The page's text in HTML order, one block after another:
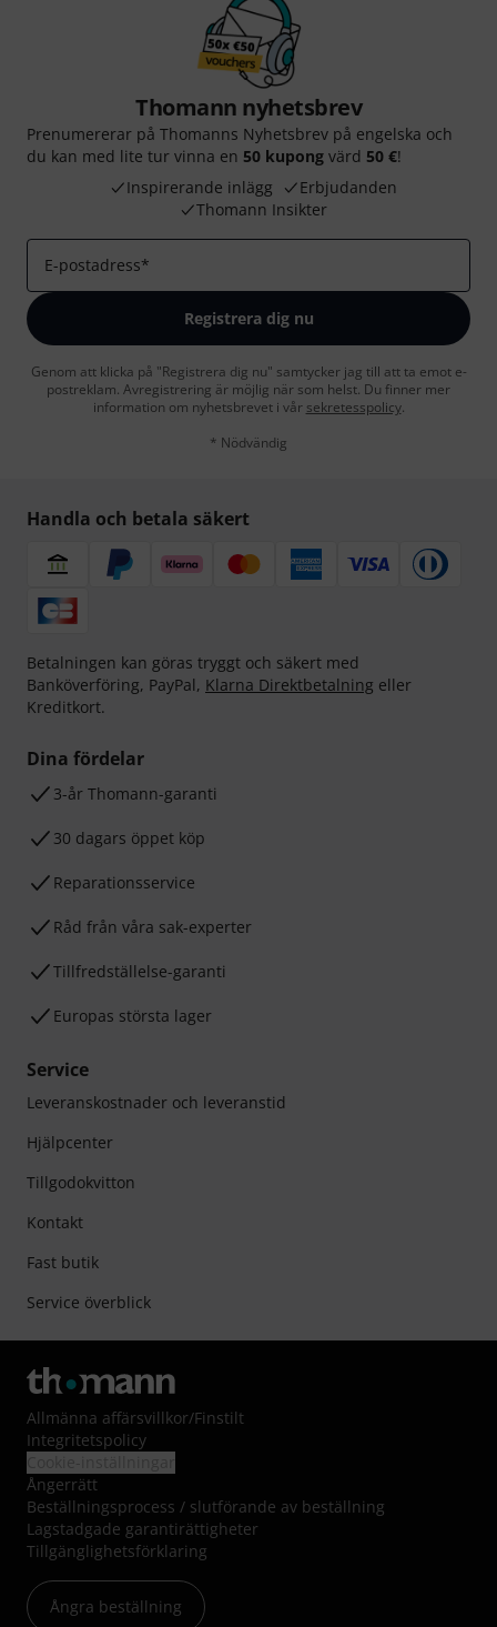
Thomann nyhetsbrev
Prenumererar på Thomanns Nyhetsbrev på engelska och
du kan med lite tur vinna en 50 kupong värd 50 €!
Inspirerande inlägg
Erbjudanden
Thomann Insikter
E-postadress*
Registrera dig nu
Genom att klicka på "Registrera dig nu" samtycker jag till att ta emot e-
postreklam. Avregistrering är möjlig när som helst. Du finner mer
information om nyhetsbrevet i vår sekretesspolicy.
* Nödvändig
Handla och betala säkert
Betalningen kan göras tryggt och säkert med
Banköverföring, PayPal, Klarna Direktbetalning eller
Kreditkort.
Dina fördelar
3-år Thomann-garanti
30 dagars öppet köp
Reparationsservice
Råd från våra sak-experter
Tillfredställelse-garanti
Europas största lager
Service
Leveranskostnader och leveranstid
Hjälpcenter
Tillgodokvitton
Kontakt
Fast butik
Service överblick
Allmänna affärsvillkor/Finstilt
Integritetspolicy
Ångerrätt
Beställningsprocess / slutförande av beställning
Lagstadgade garantirättigheter
Tillgänglighetsförklaring
Ångra beställning